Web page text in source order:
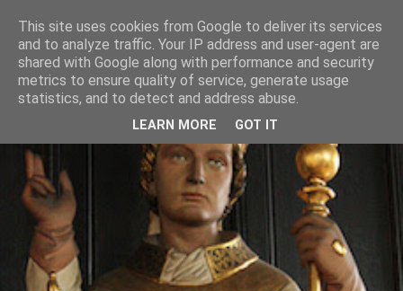
This site uses cookies from Google to deliver its services
and to analyze traffic. Your IP address and user-agent are
shared with Google along with performance and security
metrics to ensure quality of service, generate usage
statistics, and to detect and address abuse.
LEARN MORE GOT IT